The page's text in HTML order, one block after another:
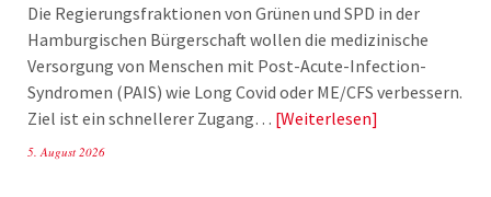
Die Regierungsfraktionen von Grünen und SPD in der
Hamburgischen Bürgerschaft wollen die medizinische
Versorgung von Menschen mit Post-Acute-Infection-
Syndromen (PAIS) wie Long Covid oder ME/CFS verbessern.
Ziel ist ein schnellerer Zugang… Weiterlesen
5. August 2026